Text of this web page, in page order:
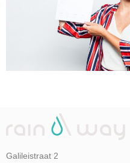
Galileistraat 2